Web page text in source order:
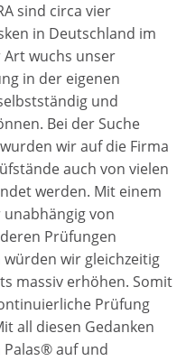
sind circa vier
in Deutschland im
wuchs unser
in der eigenen
und
Bei der Suche
wir auf die Firma
auch von vielen
werden. Mit einem
von
Prüfungen
wir gleichzeitig
massiv erhöhen. Somit
Prüfung
all diesen Gedanken
auf und